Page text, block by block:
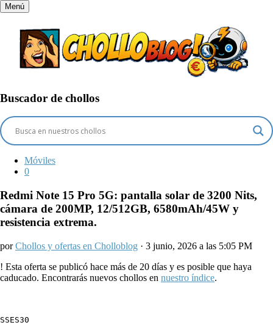
Menú
Buscador de chollos
Móviles
0
Redmi Note 15 Pro 5G: pantalla solar de 3200 Nits,
cámara de 200MP, 12/512GB, 6580mAh/45W y
resistencia extrema.
porChollos y ofertas en Cholloblog · 3 junio, 2026 a las 5:05 PM
! Esta oferta se publicó hace más de 20 días y es posible que haya
caducado. Encontrarás nuevos chollos en nuestro índice.
SSES30